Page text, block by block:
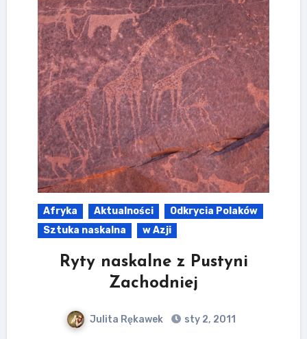
Afryka Aktualności
Odkrycia Polaków
Sztuka naskalna
w Azji
Ryty naskalne z Pustyni
Zachodniej
Julita Rękawek sty 2, 2011